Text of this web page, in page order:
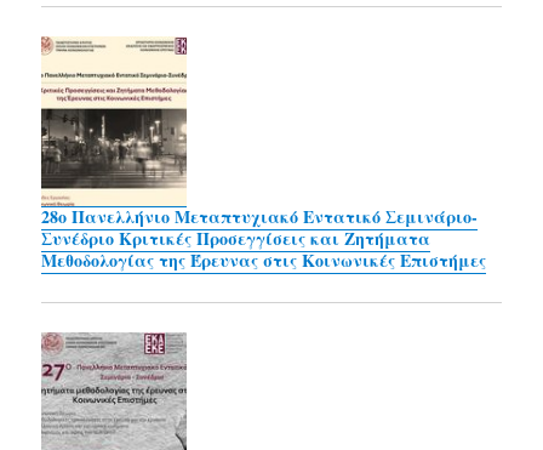
28ο Πανελλήνιο Μεταπτυχιακό Εντατικό Σεμινάριο-
Συνέδριο Κριτικές Προσεγγίσεις και Ζητήματα
Μεθοδολογίας της Έρευνας στις Κοινωνικές Επιστήμες